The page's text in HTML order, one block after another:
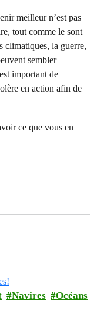
meilleur n’est pas
tout comme le sont
climatiques, la guerre,
sembler
important de
en action afin de
ce que vous en
Navires
Océans